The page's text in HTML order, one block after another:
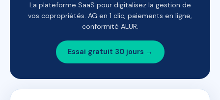
La plateforme SaaS pour digitalisez la gestion de
vos copropriétés. AG en 1 clic, paiements en ligne,
conformité ALUR.
Essai gratuit 30 jours →